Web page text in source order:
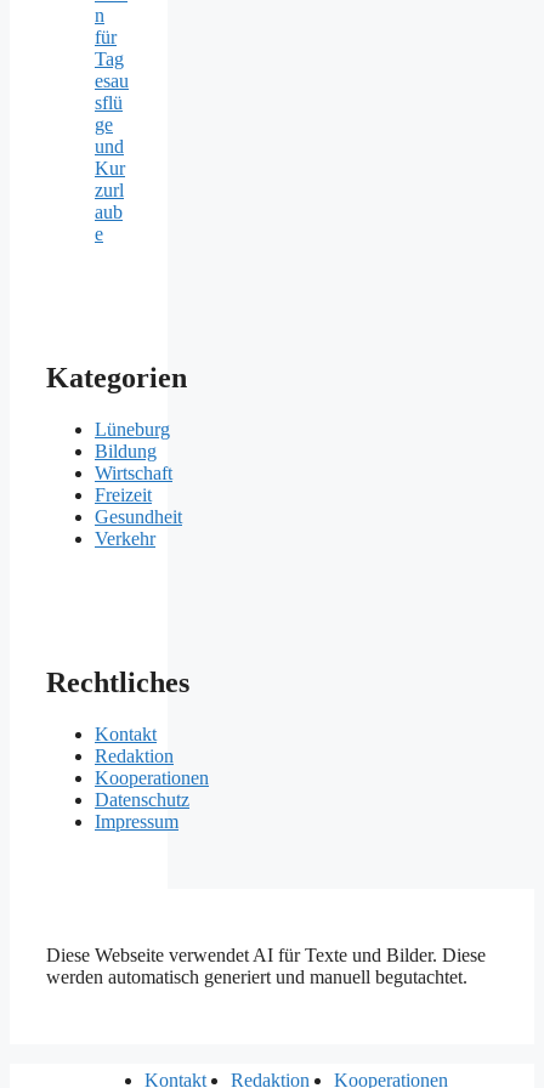
n
für
Tag
esau
sflü
ge
und
Kur
zurl
aub
e
Kategorien
Lüneburg
Bildung
Wirtschaft
Freizeit
Gesundheit
Verkehr
Rechtliches
Kontakt
Redaktion
Kooperationen
Datenschutz
Impressum
Diese Webseite verwendet AI für Texte und Bilder. Diese
werden automatisch generiert und manuell begutachtet.
Kontakt Redaktion Kooperationen